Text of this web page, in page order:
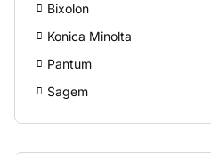
Bixolon
Konica Minolta
Pantum
Sagem